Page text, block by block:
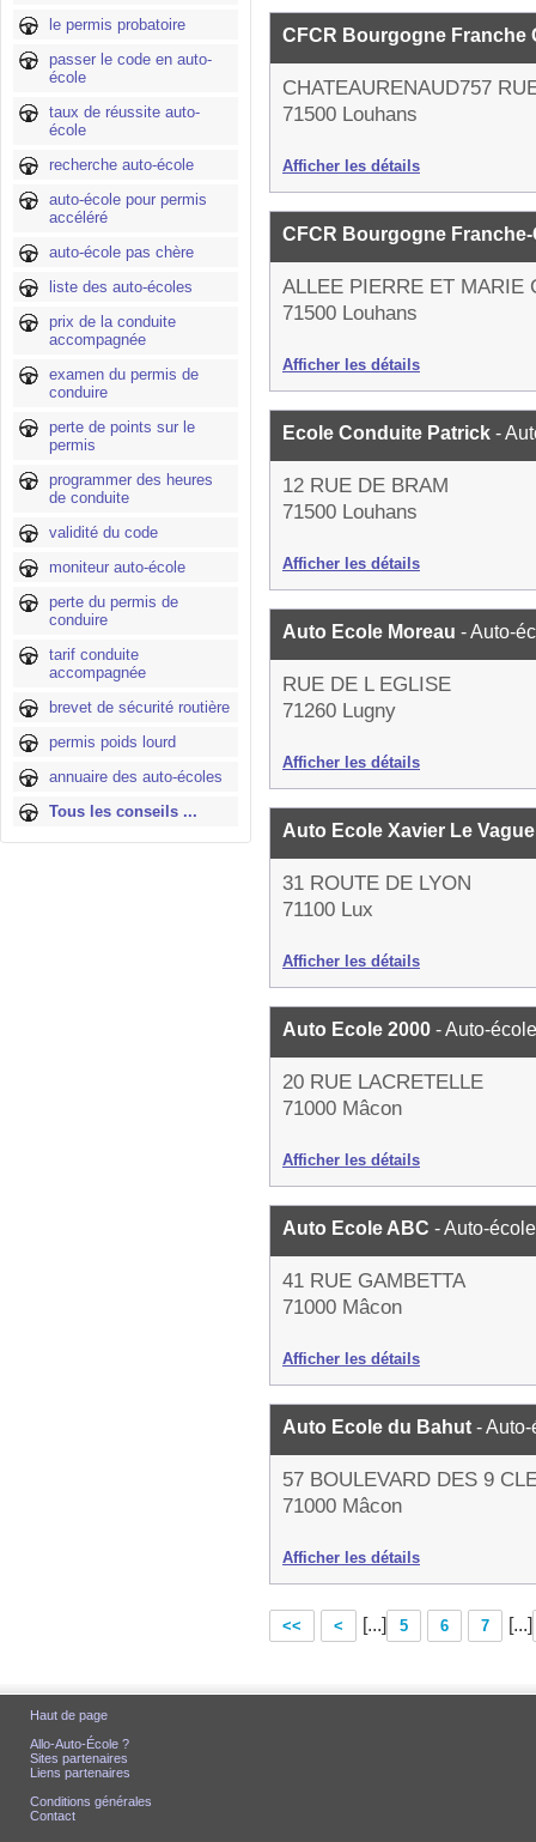
le permis probatoire
passer le code en auto-
école
taux de réussite auto-
école
recherche auto-école
auto-école pour permis
accéléré
auto-école pas chère
liste des auto-écoles
prix de la conduite
accompagnée
examen du permis de
conduire
perte de points sur le
permis
programmer des heures
de conduite
validité du code
moniteur auto-école
perte du permis de
conduire
tarif conduite
accompagnée
brevet de sécurité routière
permis poids lourd
annuaire des auto-écoles
Tous les conseils ...
CFCR Bourgogne Franche
CHATEAURENAUD757
71500 Louhans
Afficher les détails
CFCR Bourgogne
ALLEE PIERRE ET MARIE
71500 Louhans
Afficher les détails
Ecole Conduite Patrick -
12 RUE DE BRAM
71500 Louhans
Afficher les détails
Auto Ecole Moreau - Auto-
RUE DE L EGLISE
71260 Lugny
Afficher les détails
Auto Ecole Xavier Le
31 ROUTE DE LYON
71100 Lux
Afficher les détails
Auto Ecole 2000 - Auto-école
20 RUE LACRETELLE
71000 Mâcon
Afficher les détails
Auto Ecole ABC - Auto-école
41 RUE GAMBETTA
71000 Mâcon
Afficher les détails
Auto Ecole du Bahut -
57 BOULEVARD DES 9
71000 Mâcon
Afficher les détails
<< < [...] 5 6 7 [...]
Haut de page
Allo-Auto-École ?
Sites partenaires
Liens partenaires
Conditions générales
Contact